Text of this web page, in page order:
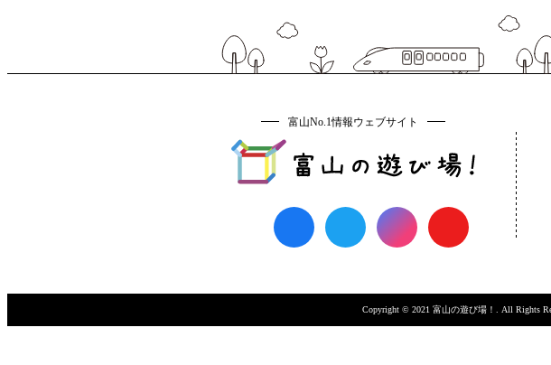
富山No.1情報ウェブサイト
Copyright © 2021 富山の遊び場！. All Rights